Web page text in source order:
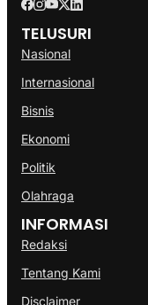
TELUSURI
Nasional
Internasional
Bisnis
Ekonomi
Politik
Olahraga
INFORMASI
Redaksi
Tentang Kami
Disclaimer